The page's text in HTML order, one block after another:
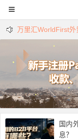
国内
息？